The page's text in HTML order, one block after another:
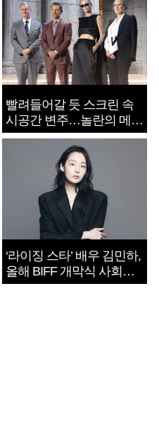
빨려들어갈 듯 스크린 속
시공간 변주…놀란의 메시
지는 ‘전쟁 속죄’
‘라이징 스타’ 배우 김민하,
올해 BIFF 개막식 사회자
확정